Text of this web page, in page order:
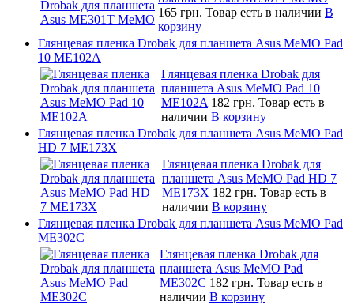
165 грн. Товар есть в наличии В
корзину
Глянцевая пленка Drobak для планшета Asus MeMO Pad
10 ME102A
Глянцевая пленка Drobak для
планшета Asus MeMO Pad 10
ME102A 182 грн. Товар есть в
наличии В корзину
Глянцевая пленка Drobak для планшета Asus MeMO Pad
HD 7 ME173X
Глянцевая пленка Drobak для
планшета Asus MeMO Pad HD 7
ME173X 182 грн. Товар есть в
наличии В корзину
Глянцевая пленка Drobak для планшета Asus MeMO Pad
ME302C
Глянцевая пленка Drobak для
планшета Asus MeMO Pad
ME302C 182 грн. Товар есть в
наличии В корзину